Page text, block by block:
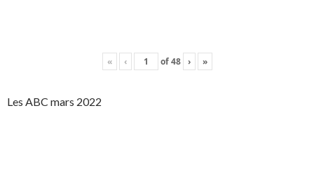
« ‹ of48 › »
Les ABC mars 2022